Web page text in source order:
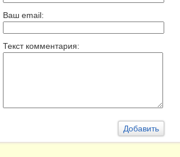
Ваш email:
Текст комментария: